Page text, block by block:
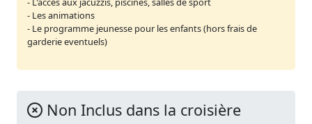
- Les animations
- Le programme jeunesse pour les enfants (hors frais de
garderie eventuels)
Non Inclus dans la croisière